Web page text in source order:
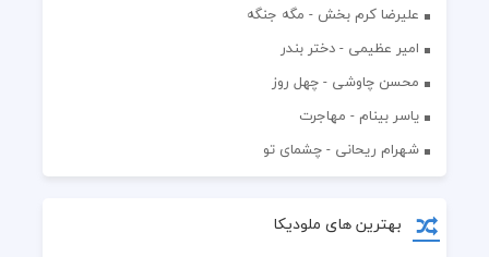
علیرضا کرم بخش - مگه جنگه
امیر عظیمی - دختر بندر
محسن چاوشی - چهل روز
یاسر بینام - مهاجرت
شهرام ریحانی - چشمای تو
بهترین های ملودیکا